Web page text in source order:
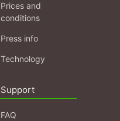
Prices and
conditions
Press info
Technology
Support
FAQ